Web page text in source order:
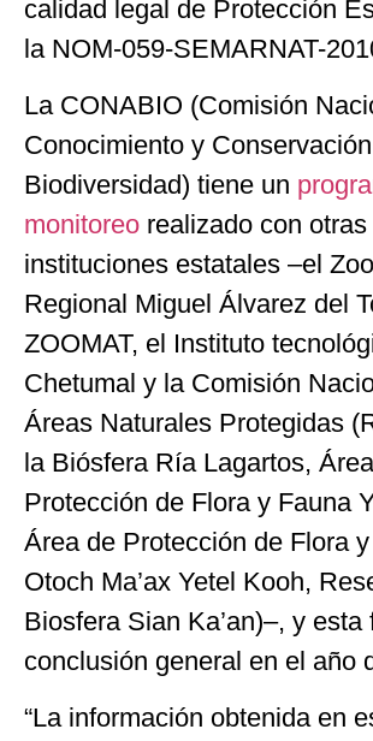
calidad legal de Protección
la NOM-059-SEMARNAT-
La CONABIO (Comisión
Conocimiento y
Biodiversidad) tiene un
monitoreo realizado con otras
instituciones estatales –el
Regional Miguel Álvarez del
ZOOMAT, el Instituto
Chetumal y la Comisión
Áreas Naturales Protegidas
la Biósfera Ría Lagartos,
Protección de Flora y Fauna
Área de Protección de Flora
Otoch Ma’ax Yetel Kooh,
Biosfera Sian Ka’an)–, y esta
conclusión general en el año
“La información obtenida en